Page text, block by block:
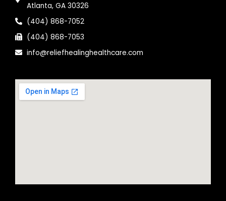
Atlanta, GA 30326
(404) 868-7052
(404) 868-7053
info@reliefhealinghealthcare.com